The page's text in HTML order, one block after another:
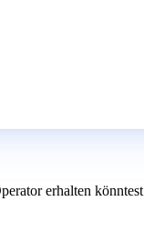
erhalten könntest